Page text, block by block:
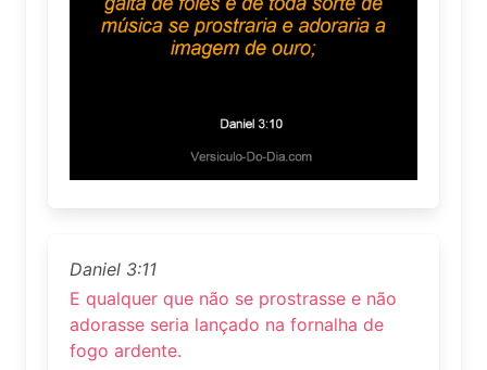
Daniel 3:11
E qualquer que não se prostrasse e não
adorasse seria lançado na fornalha de
fogo ardente.